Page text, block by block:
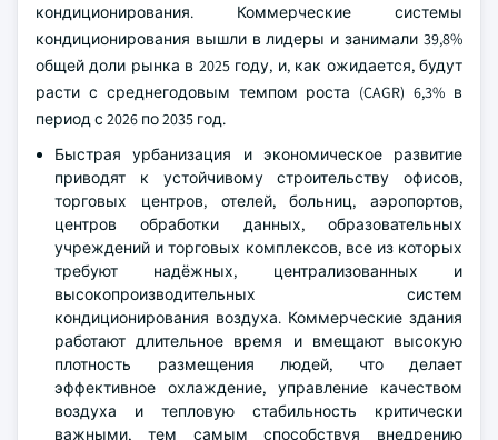
кондиционирования. Коммерческие системы
кондиционирования вышли в лидеры и занимали 39,8%
общей доли рынка в 2025 году, и, как ожидается, будут
расти с среднегодовым темпом роста (CAGR) 6,3% в
период с 2026 по 2035 год.
Быстрая урбанизация и экономическое развитие
приводят к устойчивому строительству офисов,
торговых центров, отелей, больниц, аэропортов,
центров обработки данных, образовательных
учреждений и торговых комплексов, все из которых
требуют надёжных, централизованных и
высокопроизводительных систем
кондиционирования воздуха. Коммерческие здания
работают длительное время и вмещают высокую
плотность размещения людей, что делает
эффективное охлаждение, управление качеством
воздуха и тепловую стабильность критически
важными, тем самым способствуя внедрению